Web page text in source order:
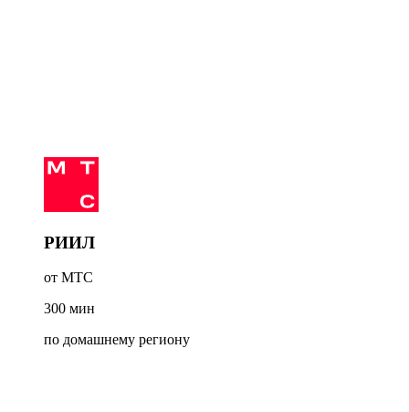
РИИЛ
от МТС
300 мин
по домашнему региону